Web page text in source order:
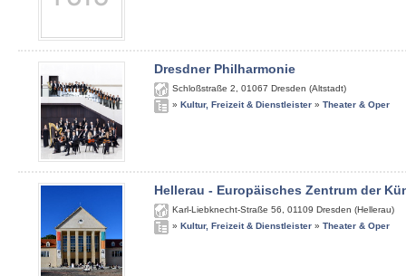
Dresdner Philharmonie
Schloßstraße 2 01067 Dresden (Altstadt)
» Kultur, Freizeit & Dienstleister » Theater & Oper
Hellerau - Europäisches Zentrum der
Karl-Liebknecht-Straße 56 01109 Dresden (Hellerau)
» Kultur, Freizeit & Dienstleister » Theater & Oper